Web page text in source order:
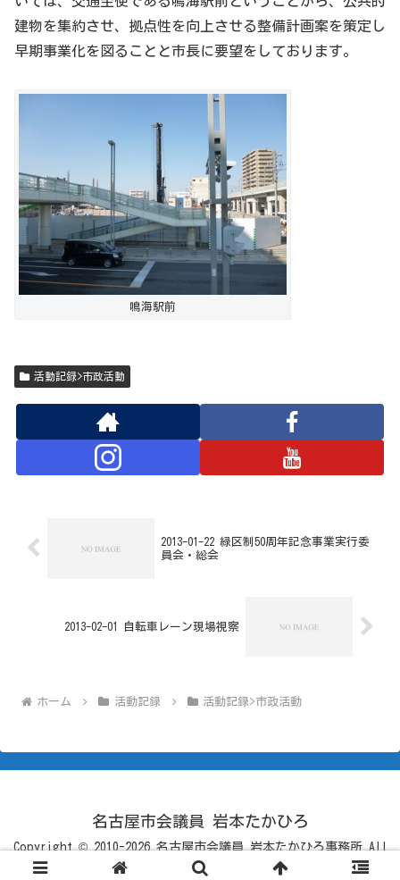
建物を集約させ、拠点性を向上させる整備計画案を策定し
早期事業化を図ることと市長に要望をしております。
鳴海駅前
活動記録>市政活動
2013-01-22 緑区制50周年記念事業実行委
員会・総会
2013-02-01 自転車レーン現場視察
ホーム 活動記録 活動記録>市政活動
名古屋市会議員 岩本たかひろ
Copyright © 2010-2026 名古屋市会議員 岩本たかひろ事務所 All
Rights Reserved.